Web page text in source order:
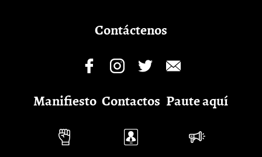
Contáctenos
Manifiesto Contactos Paute aquí